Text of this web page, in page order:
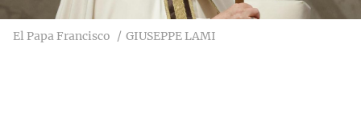
El Papa Francisco GIUSEPPE LAMI